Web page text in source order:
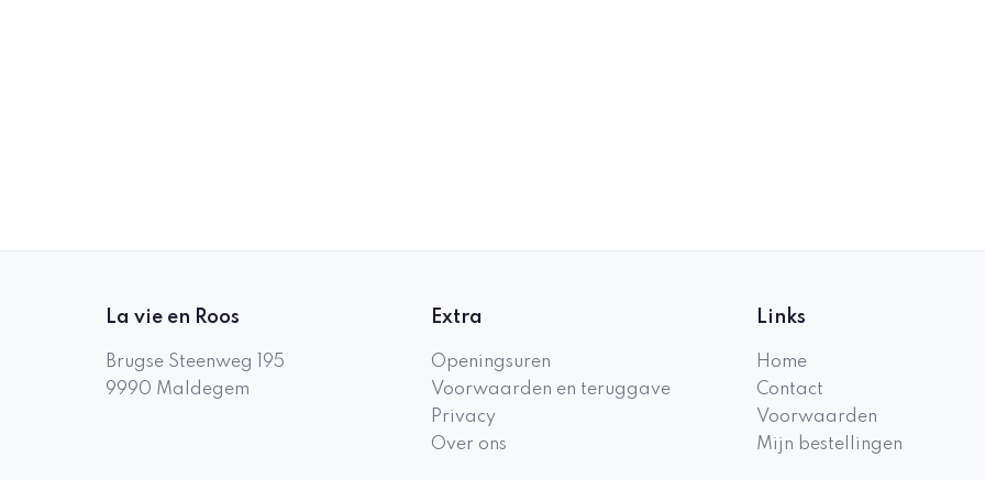
La vie en Roos
Brugse Steenweg 195
9990 Maldegem
Extra
Openingsuren
Voorwaarden en teruggave
Privacy
Over ons
Links
Home
Contact
Voorwaarden
Mijn bestellingen